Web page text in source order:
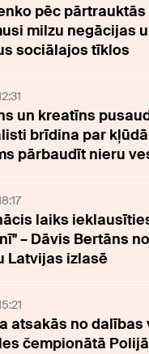
pēc
milzu negācijas
sociālajos tīklos
un kreatīns
brīdina par
pārbaudīt nieru
laiks
– Dāvis Bertāns
Latvijas izlasē
atsakās no dalības
čempionātā Polijā